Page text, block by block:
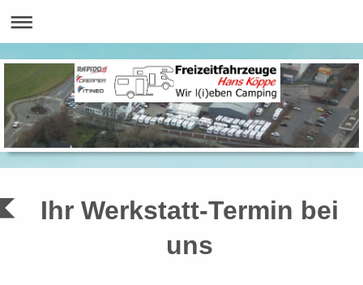
Ihr Werkstatt-Termin bei
uns